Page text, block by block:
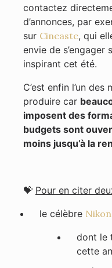
contactez
d’annonces, par
sur Cineaste, qui
envie de
inspirant cet été.
C’est enfin l’un
produire car
imposent des
budgets sont
moins jusqu’à la
💝 Pour en citer
le célèbre
dont le
cette